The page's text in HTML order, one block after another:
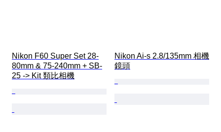
Nikon F60 Super Set 28-
80mm & 75-240mm + SB-
25 -> Kit 類比相機
Nikon Ai-s 2.8/135mm 相機
鏡頭